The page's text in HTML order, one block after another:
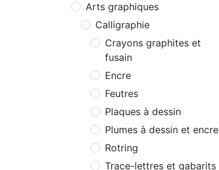
Arts graphiques
Calligraphie
Crayons graphites et
fusain
Encre
Feutres
Plaques à dessin
Plumes à dessin et encre
Rotring
Trace-lettres et gabarits